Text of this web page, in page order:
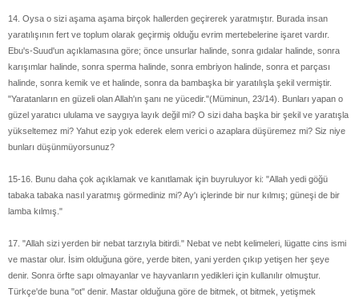
14. Oysa o sizi aşama aşama birçok hallerden geçirerek yaratmıştır. Burada insan
yaratılışının fert ve toplum olarak geçirmiş olduğu evrim mertebelerine işaret vardır.
Ebu's-Suud'un açıklamasına göre; önce unsurlar halinde, sonra gıdalar halinde, sonra
karışımlar halinde, sonra sperma halinde, sonra embriyon halinde, sonra et parçası
halinde, sonra kemik ve et halinde, sonra da bambaşka bir yaratılışla şekil vermiştir.
"Yaratanların en güzeli olan Allah'ın şanı ne yücedir."(Müminun, 23/14). Bunları yapan o
güzel yaratıcı ululama ve saygıya layık değil mi? O sizi daha başka bir şekil ve yaratışla
yükseltemez mi? Yahut ezip yok ederek elem verici o azaplara düşüremez mi? Siz niye
bunları düşünmüyorsunuz?
15-16. Bunu daha çok açıklamak ve kanıtlamak için buyruluyor ki: "Allah yedi göğü
tabaka tabaka nasıl yaratmış görmediniz mi? Ay'ı içlerinde bir nur kılmış; güneşi de bir
lamba kılmış."
17. "Allah sizi yerden bir nebat tarzıyla bitirdi." Nebat ve nebt kelimeleri, lügatte cins ismi
ve mastar olur. İsim olduğuna göre, yerde biten, yani yerden çıkıp yetişen her şeye
denir. Sonra örfte sapı olmayanlar ve hayvanların yedikleri için kullanılır olmuştur.
Türkçe'de buna "ot" denir. Mastar olduğuna göre de bitmek, ot bitmek, yetişmek